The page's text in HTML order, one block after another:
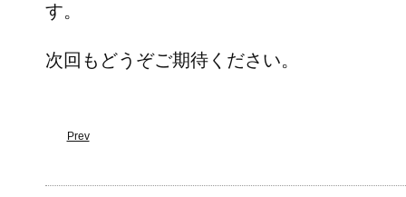
す。
次回もどうぞご期待ください。
Prev